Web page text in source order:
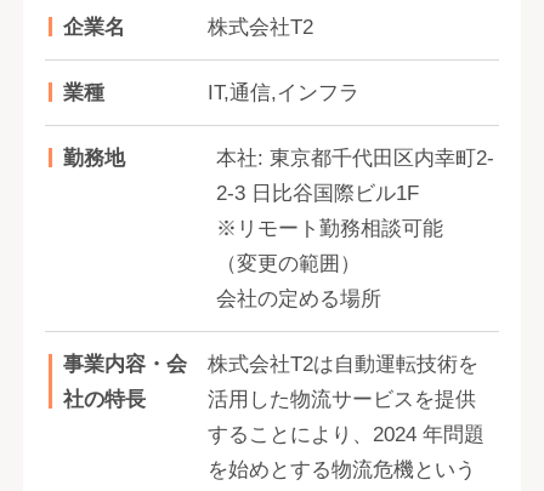
企業名 株式会社T2
業種 IT,通信,インフラ
勤務地
本社: 東京都千代田区内幸町2-
2-3 日比谷国際ビル1F
※リモート勤務相談可能
（変更の範囲）
会社の定める場所
事業内容・会
社の特長
株式会社T2は自動運転技術を
活用した物流サービスを提供
することにより、2024 年問題
を始めとする物流危機という